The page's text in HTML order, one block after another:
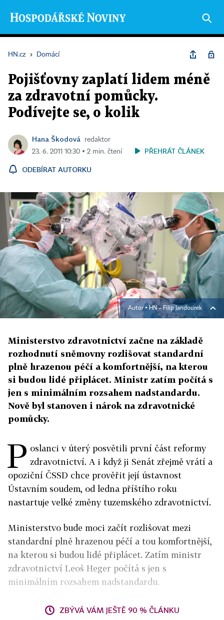
HN.cz › Domácí
Pojišťovny zaplatí lidem méně
za zdravotní pomůcky.
Podívejte se, o kolik
Hana Škodová
redaktor
23. 6. 2011 10:30 ▪ 2 min. čtení
PŘEHRÁT ČLÁNEK
ODEBÍRAT AUTORKU
Autor ▪ HN – Filip Jandourek
Ministerstvo zdravotnictví začne na základě
rozhodnutí sněmovny rozlišovat standardní
plně hrazenou péčí a komfortnější, na kterou
si budou lidé připlácet. Ministr zatím počítá s
jen s minimálním rozsahem nadstandardu.
Nově byl stanoven i nárok na zdravotnické
pomůcky.
P oslanci v úterý posvětili první část reformy
zdravotnictví. A i když ji Senát zřejmě vrátí a
opoziční ČSSD chce prověřit její ústavnost
Ústavním soudem, od ledna příštího roku
nastartuje velké změny tuzemského zdravotnictví.
Ministerstvo bude moci začít rozlišovat mezi
standardní plně hrazenou péčí a tou komfortnější,
na kterou si budou lidé připlácet. Zatím ministr
zdravotnictví Leoš Heger počítá s jen s
minimálním rozsahem nadstandardu.
ZBÝVÁ VÁM JEŠTĚ 90 % ČLÁNKU